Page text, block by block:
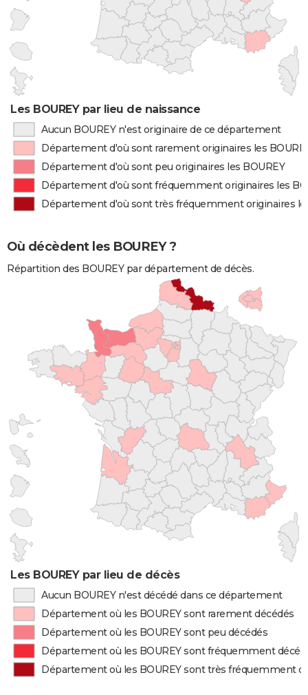
Les BOUREY par lieu de naissance
Aucun BOUREY n'est originaire de ce département
Département d'où sont rarement originaires les
Département d'où sont peu originaires les BOUREY
Département d'où sont fréquemment originaires les
Département d'où sont très fréquemment originaires
Où décèdent les BOUREY ?
Répartition des BOUREY par département de décès.
Les BOUREY par lieu de décès
Aucun BOUREY n'est décédé dans ce département
Département où les BOUREY sont rarement décédés
Département où les BOUREY sont peu décédés
Département où les BOUREY sont fréquemment
Département où les BOUREY sont très fréquemment